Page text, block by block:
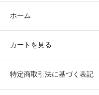
ホーム
カートを見る
特定商取引法に基づく表記